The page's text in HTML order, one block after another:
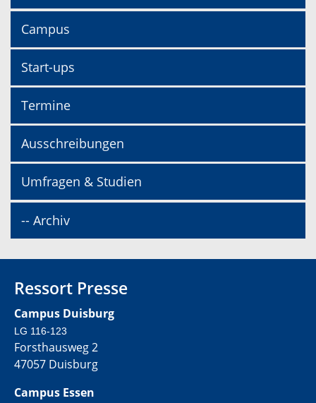
Campus
Start-ups
Termine
Ausschreibungen
Umfragen & Studien
-- Archiv
Ressort Presse
Campus Duisburg
LG 116-123
Forsthausweg 2
47057 Duisburg
Campus Essen